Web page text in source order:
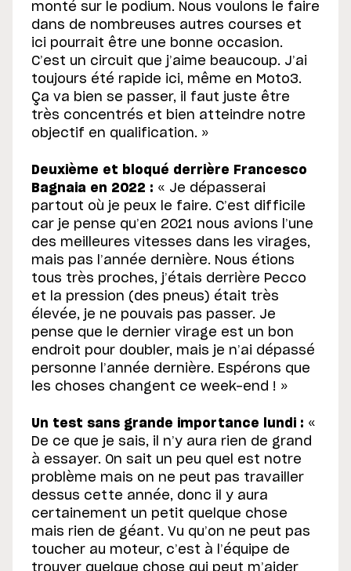
monté sur le podium. Nous voulons le faire
dans de nombreuses autres courses et
ici pourrait être une bonne occasion.
C’est un circuit que j’aime beaucoup. J’ai
toujours été rapide ici, même en Moto3.
Ça va bien se passer, il faut juste être
très concentrés et bien atteindre notre
objectif en qualification. »
Deuxième et bloqué derrière Francesco
Bagnaia en 2022 : « Je dépasserai
partout où je peux le faire. C’est difficile
car je pense qu’en 2021 nous avions l’une
des meilleures vitesses dans les virages,
mais pas l’année dernière. Nous étions
tous très proches, j’étais derrière Pecco
et la pression (des pneus) était très
élevée, je ne pouvais pas passer. Je
pense que le dernier virage est un bon
endroit pour doubler, mais je n’ai dépassé
personne l’année dernière. Espérons que
les choses changent ce week-end ! »
Un test sans grande importance lundi : «
De ce que je sais, il n’y aura rien de grand
à essayer. On sait un peu quel est notre
problème mais on ne peut pas travailler
dessus cette année, donc il y aura
certainement un petit quelque chose
mais rien de géant. Vu qu’on ne peut pas
toucher au moteur, c’est à l’équipe de
trouver quelque chose qui peut m’aider